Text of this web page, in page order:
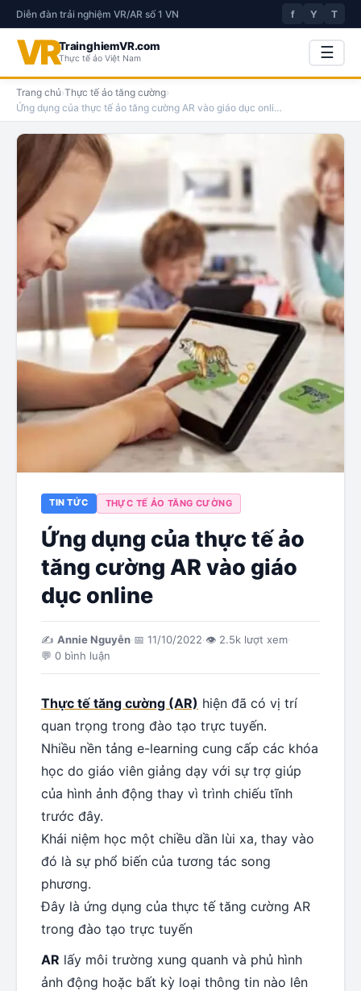
Diễn đàn trải nghiệm VR/AR số 1 VN f Y T
VRTrainghiemVR.com
Thực tế ảo Việt Nam ☰
Trang chủ›Thực tế ảo tăng cường›
Ứng dụng của thực tế ảo tăng cường AR vào giáo dục onli…
TIN TỨC THỰC TẾ ẢO TĂNG CƯỜNG
Ứng dụng của thực tế ảo
tăng cường AR vào giáo
dục online
✍️ Annie Nguyễn·📅 11/10/2022·👁 2.5k lượt xem·
💬 0 bình luận
Thực tế tăng cường (AR) hiện đã có vị trí
quan trọng trong đào tạo trực tuyến.
Nhiều nền tảng e-learning cung cấp các khóa
học do giáo viên giảng dạy với sự trợ giúp
của hình ảnh động thay vì trình chiếu tĩnh
trước đây.
Khái niệm học một chiều dần lùi xa, thay vào
đó là sự phổ biến của tương tác song
phương.
Đây là ứng dụng của thực tế tăng cường AR
trong đào tạo trực tuyến
AR lấy môi trường xung quanh và phủ hình
ảnh động hoặc bất kỳ loại thông tin nào lên